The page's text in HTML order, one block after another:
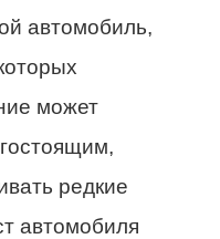
автомобиль,
может
редкие
автомобиля